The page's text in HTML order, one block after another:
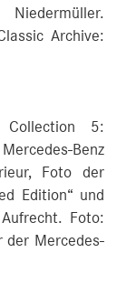
Archive:
Collection 5:
Benz
Foto der
Edition“ und
Foto:
der Mercedes-